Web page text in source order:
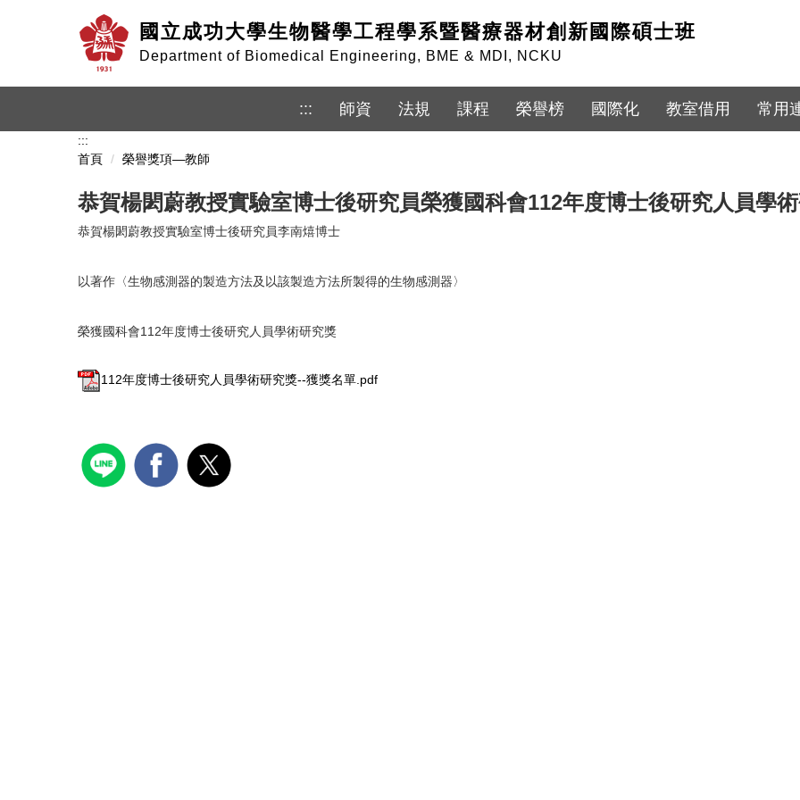
內
國立成功大學生物醫學工程學系暨醫療器材創新國際碩士班
Department of Biomedical Engineering, BME & MDI, NCKU
::: 師資 法規 課程 榮譽榜 國際化 教室借用 常用
:::
首頁
榮譽獎項—教師
恭賀楊閎蔚教授實驗室博士後研究員榮獲國科會112年度博士後研究人員學
恭賀楊閎蔚教授實驗室博士後研究員李南熺博士
以著作〈生物感測器的製造方法及以該製造方法所製得的生物感測器〉
榮獲國科會112年度博士後研究人員學術研究獎
112年度博士後研究人員學術研究獎--獲獎名單.pdf